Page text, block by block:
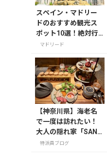
スペイン・マドリー
ドのおすすめ観光ス
ポット10選！絶対行
くべき名所を紹介
マドリード
【神奈川県】海老名
で一度は訪れたい！
大人の隠れ家「SAND
GLASS 熾火」で味わ
特派員ブログ